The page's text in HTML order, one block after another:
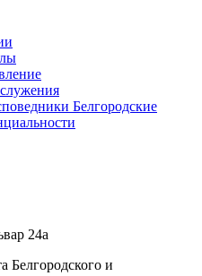
Белгородские
24а
Белгородского и